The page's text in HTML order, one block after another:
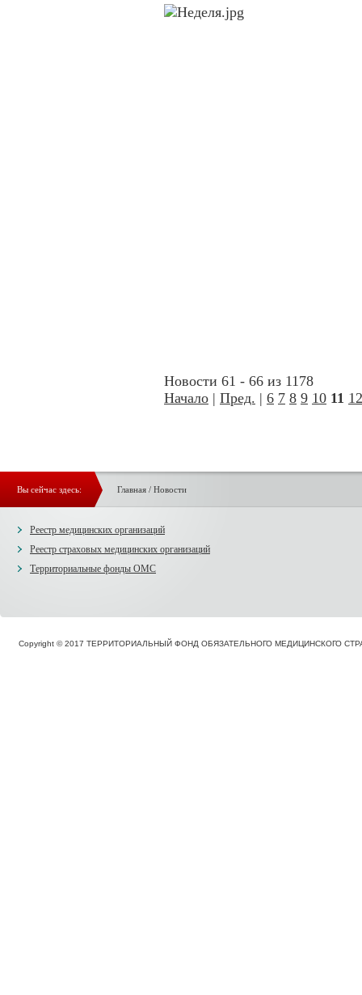
Новости 61 - 66 из 1178
Начало | Пред. | 6 7 8 9 10 11 12
Вы сейчас здесь: Главная/ Новости
Реестр медицинских организаций
Реестр страховых медицинских организаций
Территориальные фонды ОМС
Copyright © 2017 ТЕРРИТОРИАЛЬНЫЙ ФОНД ОБЯЗАТЕЛЬНОГО МЕДИЦИНСКОГО